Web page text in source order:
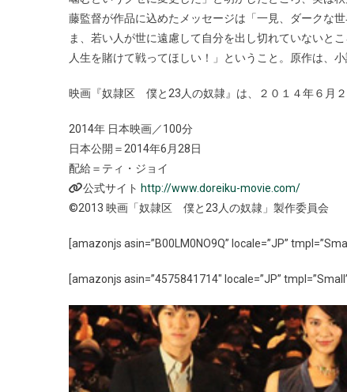
藤監督が作品に込めたメッセージは「一見、ダークな
ま、若い人が世に遠慮して自分を出し切れていないと
人生を賭けて戦ってほしい！」ということ。原作は、
映画『奴隷区 僕と23人の奴隷』は、２０１４年６月
2014年 日本映画／100分
日本公開＝2014年6月28日
配給＝ティ・ジョイ
公式サイト http://www.doreiku-movie.com/
©2013 映画「奴隷区 僕と23人の奴隷」製作委員会
[amazonjs asin=”B00LM0NO9Q” locale=”JP”
[amazonjs asin=”4575841714″ locale=”JP”